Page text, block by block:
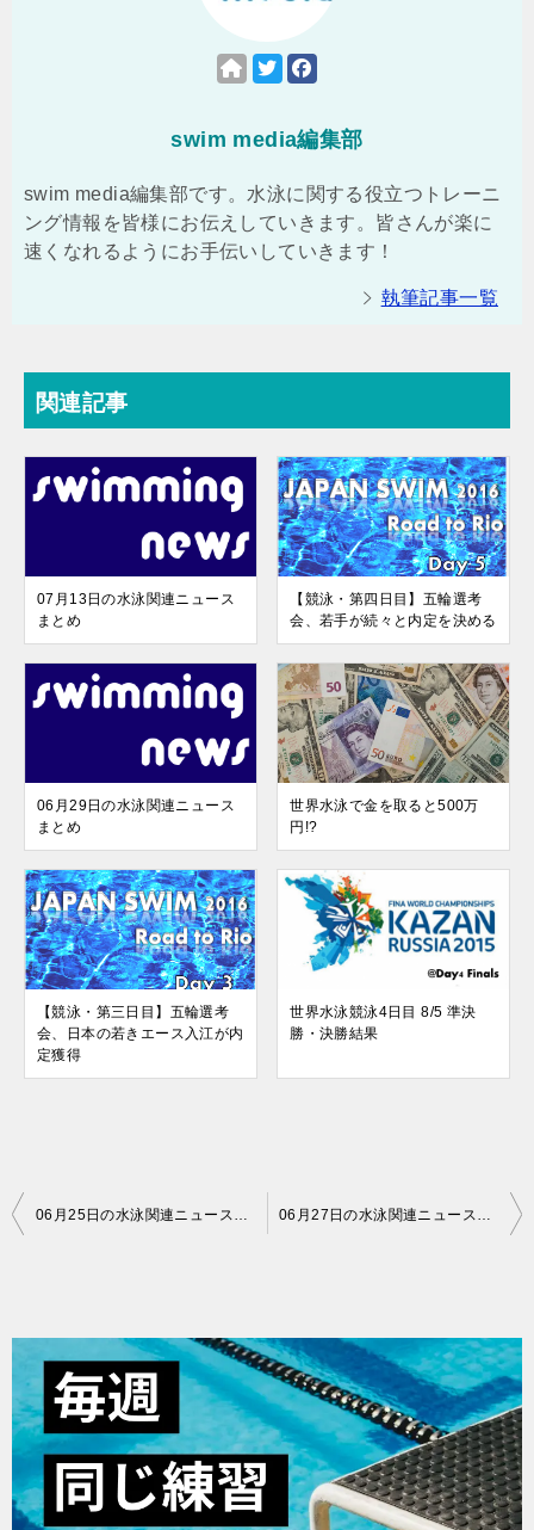
swim media編集部
swim media編集部です。水泳に関する役立つトレーニ
ング情報を皆様にお伝えしていきます。皆さんが楽に
速くなれるようにお手伝いしていきます！
執筆記事一覧
関連記事
07月13日の水泳関連ニュース
まとめ
【競泳・第四日目】五輪選考
会、若手が続々と内定を決める
06月29日の水泳関連ニュース
まとめ
世界水泳で金を取ると500万
円!?
【競泳・第三日目】五輪選考
会、日本の若きエース入江が内
定獲得
世界水泳競泳4日目 8/5 準決
勝・決勝結果
投
ゲ
ー
シ
ョ
ン
06月25日の水泳関連ニュースまとめ 06月27日の水泳関連ニュースまとめ